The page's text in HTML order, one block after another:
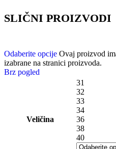
SLIČNI PROIZVODI
Odaberite opcije Ovaj proizvod
izabrane na stranici proizvoda.
Brz pogled
Veličina
31
32
33
34
36
38
40